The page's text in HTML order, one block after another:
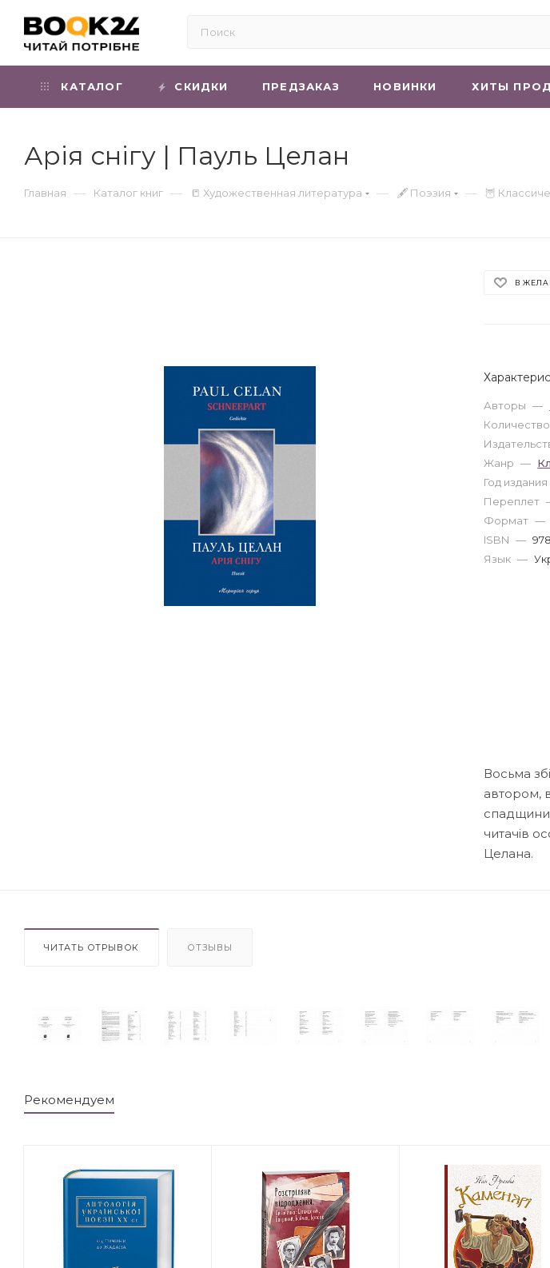
КАТАЛОГ СКИДКИ ПРЕДЗАКАЗ НОВИНКИ ХИТЫ
Арія снігу | Пауль Целан
Главная — Каталог книг — 📒 Художественная литература — 🖋 Поэзия — 🦉
В
Авторы —
Жанр —
Год издания
Переплет
Формат —
ISBN —
Язык —
Восьма
автором,
читачів
Целана.
ЧИТАТЬ ОТРЫВОК ОТЗЫВЫ
Рекомендуем